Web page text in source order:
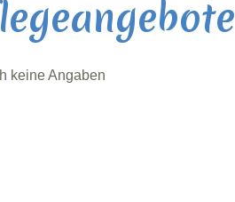
keine Angaben